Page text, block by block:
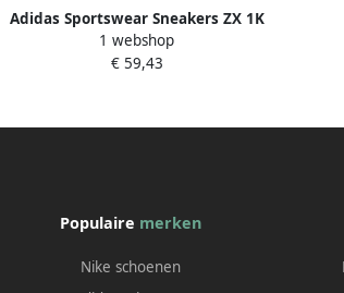
Adidas Sportswear Sneakers ZX 1K
BOOST 2.0
1 webshop
€ 59,43
Populaire merken
Nike schoenen